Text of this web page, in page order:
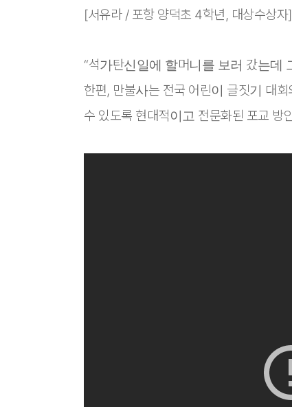
[서유라 / 포항 양덕초 4학년, 대상수상자]
“석가탄신일에 할머니를 보러 갔는데
한편, 만불사는 전국 어린이 글짓기 대
수 있도록 현대적이고 전문화된 포교 방